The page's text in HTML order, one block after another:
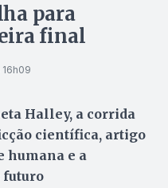
para
final
Halley, a corrida
científica, artigo
humana e a
futuro